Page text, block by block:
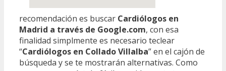
recomendación es buscar Cardiólogos en
Madrid a través de Google.com, con esa
finalidad simplmente es necesario teclear
“Cardiólogos en Collado Villalba” en el cajón de
búsqueda y se te mostrarán alternativas. Como